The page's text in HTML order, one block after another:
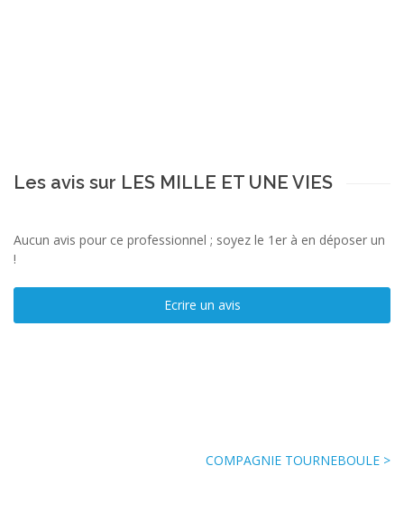
Les avis sur LES MILLE ET UNE VIES
Aucun avis pour ce professionnel ; soyez le 1er à en déposer un
!
Ecrire un avis
COMPAGNIE TOURNEBOULE >